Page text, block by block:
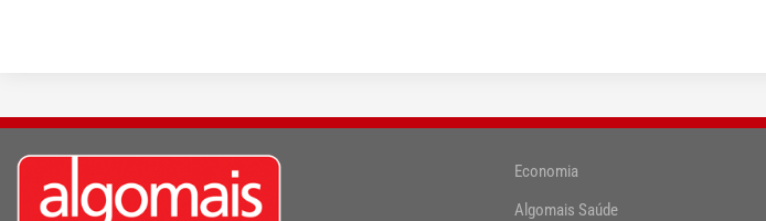
Economia
Algomais Saúde